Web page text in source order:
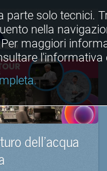
dell’acqua
parte solo tecnici.
nella
maggiori